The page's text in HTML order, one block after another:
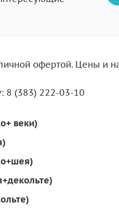
офертой. Цены и
8 (383) 222-03-10
веки)